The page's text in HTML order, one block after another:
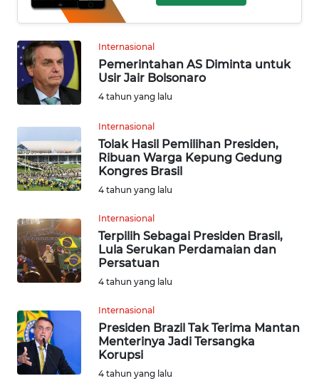
Internasional
Pemerintahan AS Diminta untuk
Usir Jair Bolsonaro
4 tahun yang lalu
Internasional
Tolak Hasil Pemilihan Presiden,
Ribuan Warga Kepung Gedung
Kongres Brasil
4 tahun yang lalu
Internasional
Terpilih Sebagai Presiden Brasil,
Lula Serukan Perdamaian dan
Persatuan
4 tahun yang lalu
Internasional
Presiden Brazil Tak Terima Mantan
Menterinya Jadi Tersangka
Korupsi
4 tahun yang lalu
TOKOH
Informasi
INDEKS
KONTAK
KAMI
IKLAN
TENTANG
KAMI
MEDIA
SIBER
REDAKSI